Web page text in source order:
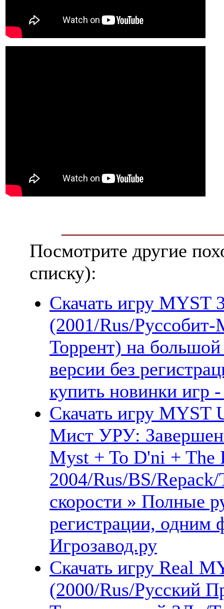
Посмотрите другие
списку):
Скачать игру
(2001/Rus/
Торрент) на
версии без
купить новинки игр
Скачать игру MYST
Мист УРУ:
Myst + To D'ni + The
2004/Rus/BS/
скорости » Полные
регистрации, одним
Игрозавод.ру
Скачать игру Real
(2000/Rus/Русский